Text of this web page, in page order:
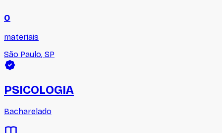
0
materiais
São Paulo, SP
PSICOLOGIA
Bacharelado